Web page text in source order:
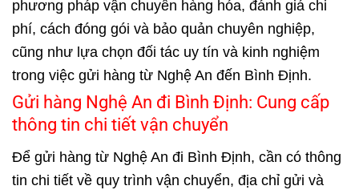
phương pháp vận chuyển hàng hóa, đánh giá chi
phí, cách đóng gói và bảo quản chuyên nghiệp,
cũng như lựa chọn đối tác uy tín và kinh nghiệm
trong việc gửi hàng từ Nghệ An đến Bình Định.
Gửi hàng Nghệ An đi Bình Định: Cung cấp
thông tin chi tiết vận chuyển
Để gửi hàng từ Nghệ An đi Bình Định, cần có thông
tin chi tiết về quy trình vận chuyển, địa chỉ gửi và